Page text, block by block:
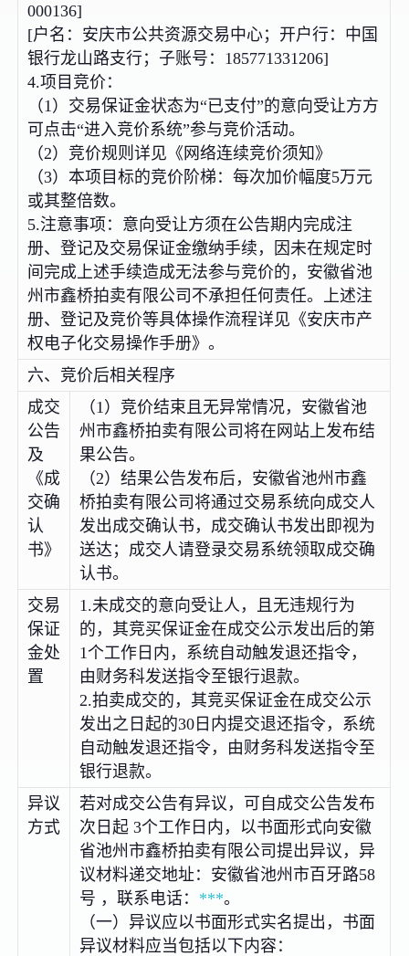
000136]
[户名：安庆市公共资源交易中心；开户行：中国
银行龙山路支行；子账号：185771331206]
4.项目竞价：
（1）交易保证金状态为“已支付”的意向受让方方
可点击“进入竞价系统”参与竞价活动。
（2）竞价规则详见《网络连续竞价须知》
（3）本项目标的竞价阶梯：每次加价幅度5万元
或其整倍数。
5.注意事项：意向受让方须在公告期内完成注
册、登记及交易保证金缴纳手续，因未在规定时
间完成上述手续造成无法参与竞价的，安徽省池
州市鑫桥拍卖有限公司不承担任何责任。上述注
册、登记及竞价等具体操作流程详见《安庆市产
权电子化交易操作手册》。
六、竞价后相关程序
成交
公告
及
《成
交确
认
书》
（1）竞价结束且无异常情况，安徽省池
州市鑫桥拍卖有限公司将在网站上发布结
果公告。
（2）结果公告发布后，安徽省池州市鑫
桥拍卖有限公司将通过交易系统向成交人
发出成交确认书，成交确认书发出即视为
送达；成交人请登录交易系统领取成交确
认书。
交易
保证
金处
置
1.未成交的意向受让人，且无违规行为
的，其竞买保证金在成交公示发出后的第
1个工作日内，系统自动触发退还指令，
由财务科发送指令至银行退款。
2.拍卖成交的，其竞买保证金在成交公示
发出之日起的30日内提交退还指令，系统
自动触发退还指令，由财务科发送指令至
银行退款。
异议
方式
若对成交公告有异议，可自成交公告发布
次日起 3个工作日内，以书面形式向安徽
省池州市鑫桥拍卖有限公司提出异议，异
议材料递交地址：安徽省池州市百牙路58
号 ，联系电话： ***。
（一）异议应以书面形式实名提出，书面
异议材料应当包括以下内容：